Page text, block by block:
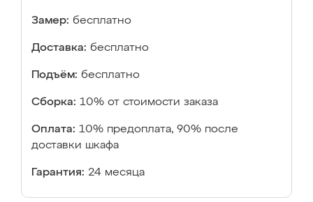
Замер: бесплатно
Доставка: бесплатно
Подъём: бесплатно
Сборка: 10% от стоимости заказа
Оплата: 10% предоплата, 90% после
доставки шкафа
Гарантия: 24 месяца